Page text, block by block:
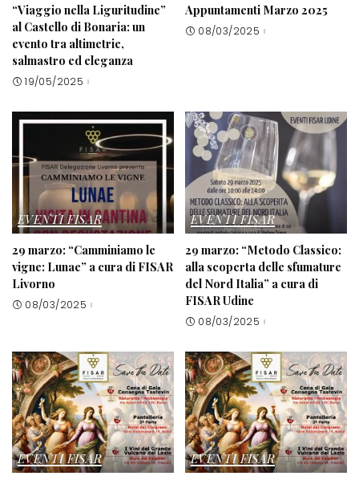
“Viaggio nella Liguritudine”
al Castello di Bonaria: un
evento tra altimetrie,
salmastro ed eleganza
19/05/2025
Appuntamenti Marzo 2025
08/03/2025
EVENTI FISAR
29 marzo: “Camminiamo le
vigne: Lunae” a cura di FISAR
Livorno
08/03/2025
EVENTI FISAR
29 marzo: “Metodo Classico:
alla scoperta delle sfumature
del Nord Italia” a cura di
FISAR Udine
08/03/2025
EVENTI FISAR
EVENTI FISAR